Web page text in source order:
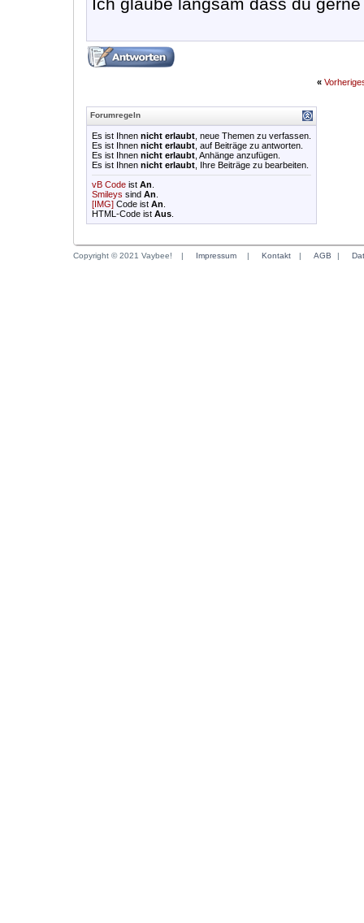
«
Forumregeln
Es ist Ihnen nicht erlaubt , neue Themen zu verfassen.
Es ist Ihnen nicht erlaubt , auf Beiträge zu antworten.
Es ist Ihnen nicht erlaubt , Anhänge anzufügen.
Es ist Ihnen nicht erlaubt , Ihre Beiträge zu bearbeiten.
vB Code ist An
Smileys sind An
[IMG] Code ist An
HTML-Code ist Aus
Copyright © 2021 Vaybee! | Impressum | Kontakt | AGB |